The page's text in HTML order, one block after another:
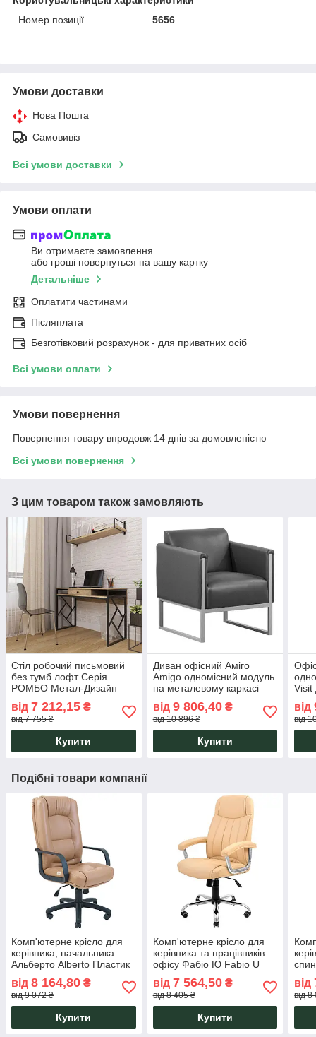
Номер позиції
5656
Умови доставки
Нова Пошта
Самовивіз
Всі умови доставки
Умови оплати
Ви отримаєте замовлення
або гроші повернуться на вашу картку
Детальніше
Оплатити частинами
Післяплата
Безготівковий розрахунок - для приватних осіб
Всі умови оплати
Умови повернення
Повернення товару впродовж 14 днів за домовленістю
Всі умови повернення
З цим товаром також замовляють
Стіл робочий письмовий
без тумб лофт Серія
РОМБО Метал-Дизайн
від 7 212,15 ₴
від 7 755 ₴
Купити
Диван офісний Аміго
Amigo одномісний модуль
на металевому каркасі
від 9 806,40₴
від 10 896 ₴
Купити
Visit
від
від
Подібні товари компанії
Комп'ютерне крісло для
керівника, начальника
Альберто Alberto Пластик
від 8 164,80 ₴
від 9 072 ₴
Купити
Комп'ютерне крісло для
керівника та працівників
офісу Фабіо Ю Fabio U
від 7 564,50₴
від 8 405 ₴
Купити
Річ
від
від